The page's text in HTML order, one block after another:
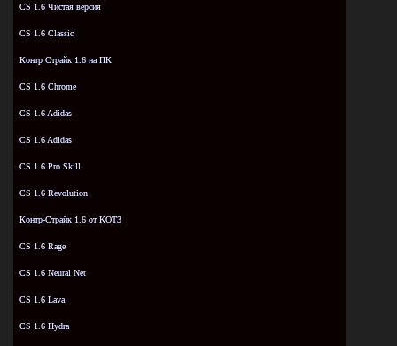
CS 1.6 Чистая версия
CS 1.6 Classic
Контр Страйк 1.6 на ПК
CS 1.6 Chrome
CS 1.6 Adidas
CS 1.6 Adidas
CS 1.6 Pro Skill
CS 1.6 Revolution
Контр-Страйк 1.6 от KOT3
CS 1.6 Rage
CS 1.6 Neural Net
CS 1.6 Lava
CS 1.6 Hydra